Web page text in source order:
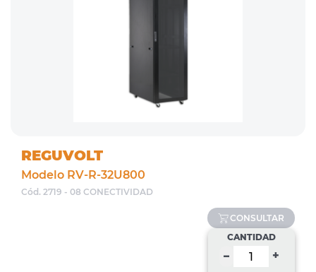
REGUVOLT
Modelo RV-R-32U800
Cód. 2719 - 08 CONECTIVIDAD
CONSULTAR
CANTIDAD
– +